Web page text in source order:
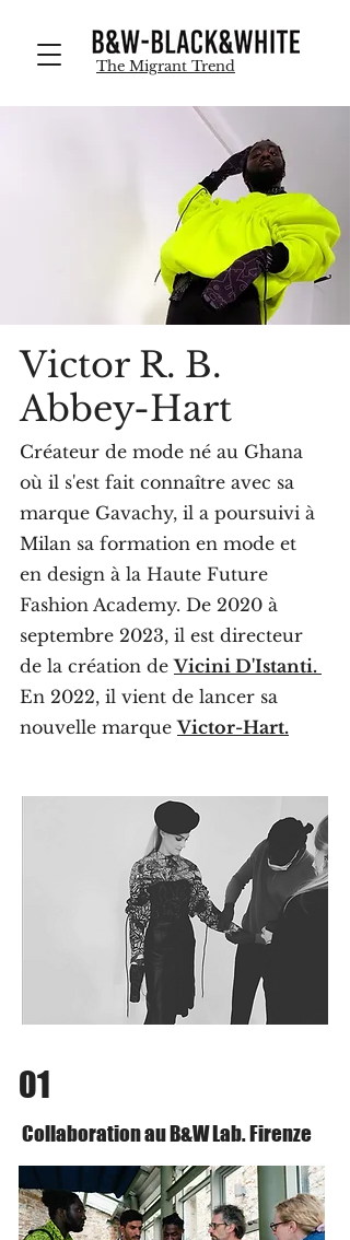
B&WBlackWhite
The Migrant Trend
Victor R. B.
Abbey-Hart
Créateur de mode né au Ghana
où il s'est fait connaître avec sa
marque Gavachy, il a poursuivi à
Milan sa formation en mode et
en design à la Haute Future
Fashion Academy. De 2020 à
septembre 2023, il est directeur
de la création deVicini D'Istanti.
En 2022, il vient de lancer sa
nouvelle marqueVictor-Hart.
01
Collaboration au B&W Lab. Firenze